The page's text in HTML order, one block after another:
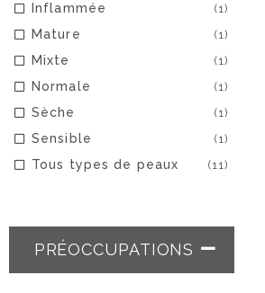
Inflammée (1)
Mature (1)
Mixte (1)
Normale (1)
Sèche (1)
Sensible (1)
Tous types de peaux (11)
PRÉOCCUPATIONS